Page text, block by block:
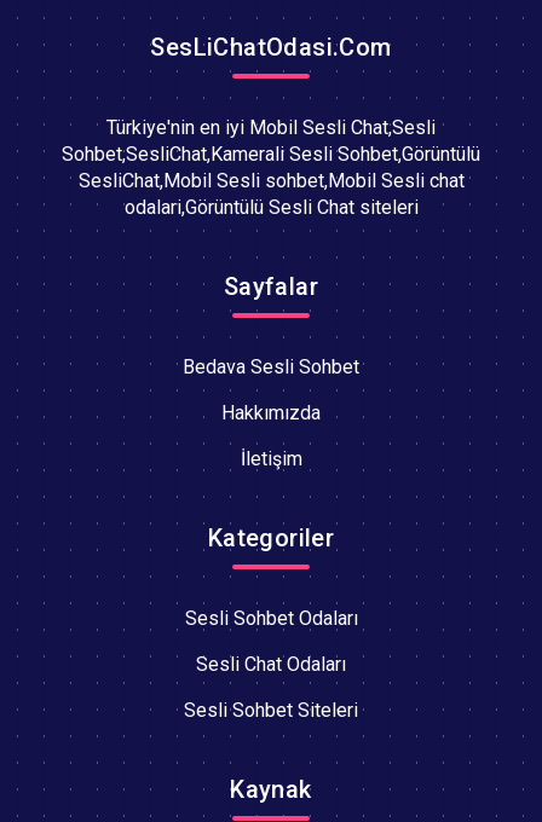
SesLiChatOdasi.Com
Türkiye'nin en iyi Mobil Sesli Chat,Sesli
Sohbet,SesliChat,Kamerali Sesli Sohbet,Görüntülü
SesliChat,Mobil Sesli sohbet,Mobil Sesli chat
odalari,Görüntülü Sesli Chat siteleri
Sayfalar
Bedava Sesli Sohbet
Hakkımızda
İletişim
Kategoriler
Sesli Sohbet Odaları
Sesli Chat Odaları
Sesli Sohbet Siteleri
Kaynak